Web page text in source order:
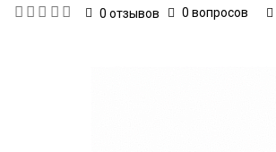
0 отзывов 0 вопросов